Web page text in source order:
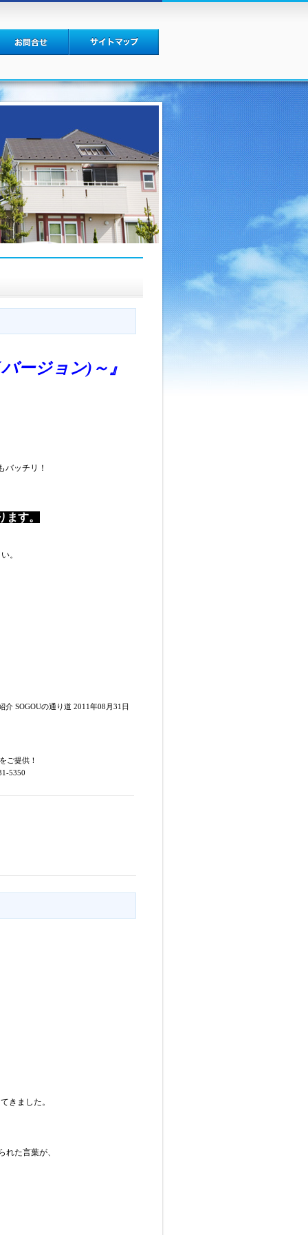
ージョン)～』
バッチリ！
す。
。
介 SOGOUの通り道 2011年08月31日
ご提供！
5350
きました。
れた言葉が、